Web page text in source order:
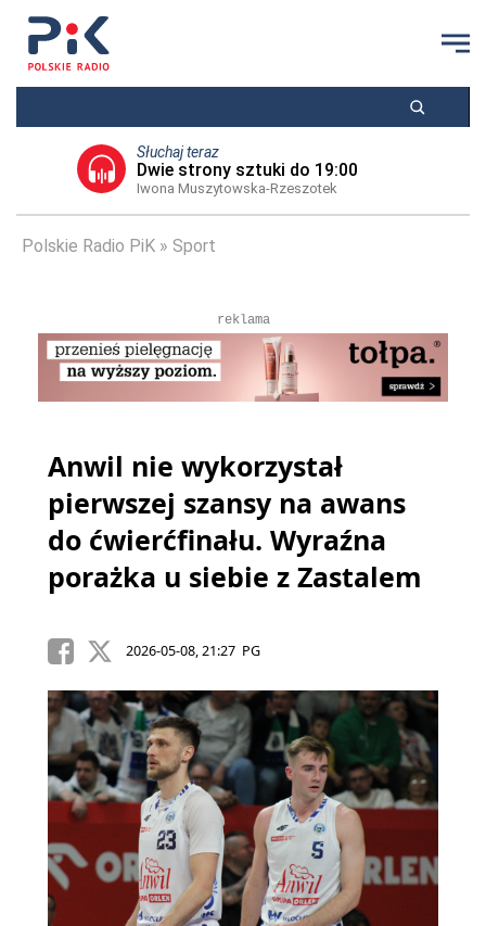
Słuchaj teraz
Dwie strony sztuki do 19:00
Iwona Muszytowska-Rzeszotek
Polskie Radio PiK Sport
reklama
Anwil nie wykorzystał
pierwszej szansy na awans
do ćwierćfinału. Wyraźna
porażka u siebie z Zastalem
2026-05-08, 21:27 PG